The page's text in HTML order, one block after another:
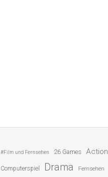
#Film und Fernsehen 26 Games Action
Computerspiel Drama Fernsehen